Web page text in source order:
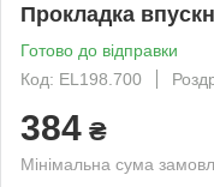
Прокладка
Готово до відправки
Код: EL198.700
384 ₴
Мінімальна сума